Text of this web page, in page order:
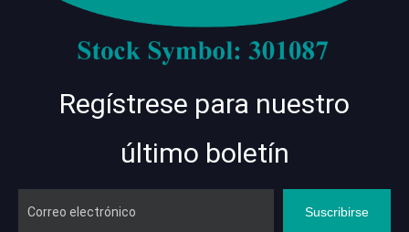
Regístrese para nuestro
último boletín
Suscribirse